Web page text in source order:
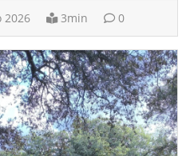
2026 3min 0